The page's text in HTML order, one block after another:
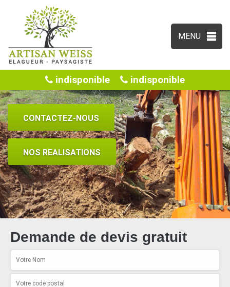
MENU
indisponible indisponible
CONTACTEZ-NOUS
NOS REALISATIONS
Demande de devis gratuit